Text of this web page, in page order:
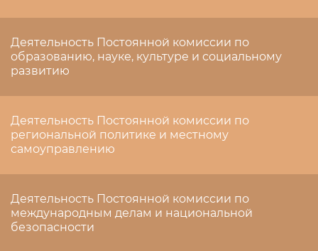
Деятельность Постоянной комиссии по
образованию, науке, культуре и социальному
развитию
Деятельность Постоянной комиссии по
региональной политике и местному
самоуправлению
Деятельность Постоянной комиссии по
международным делам и национальной
безопасности